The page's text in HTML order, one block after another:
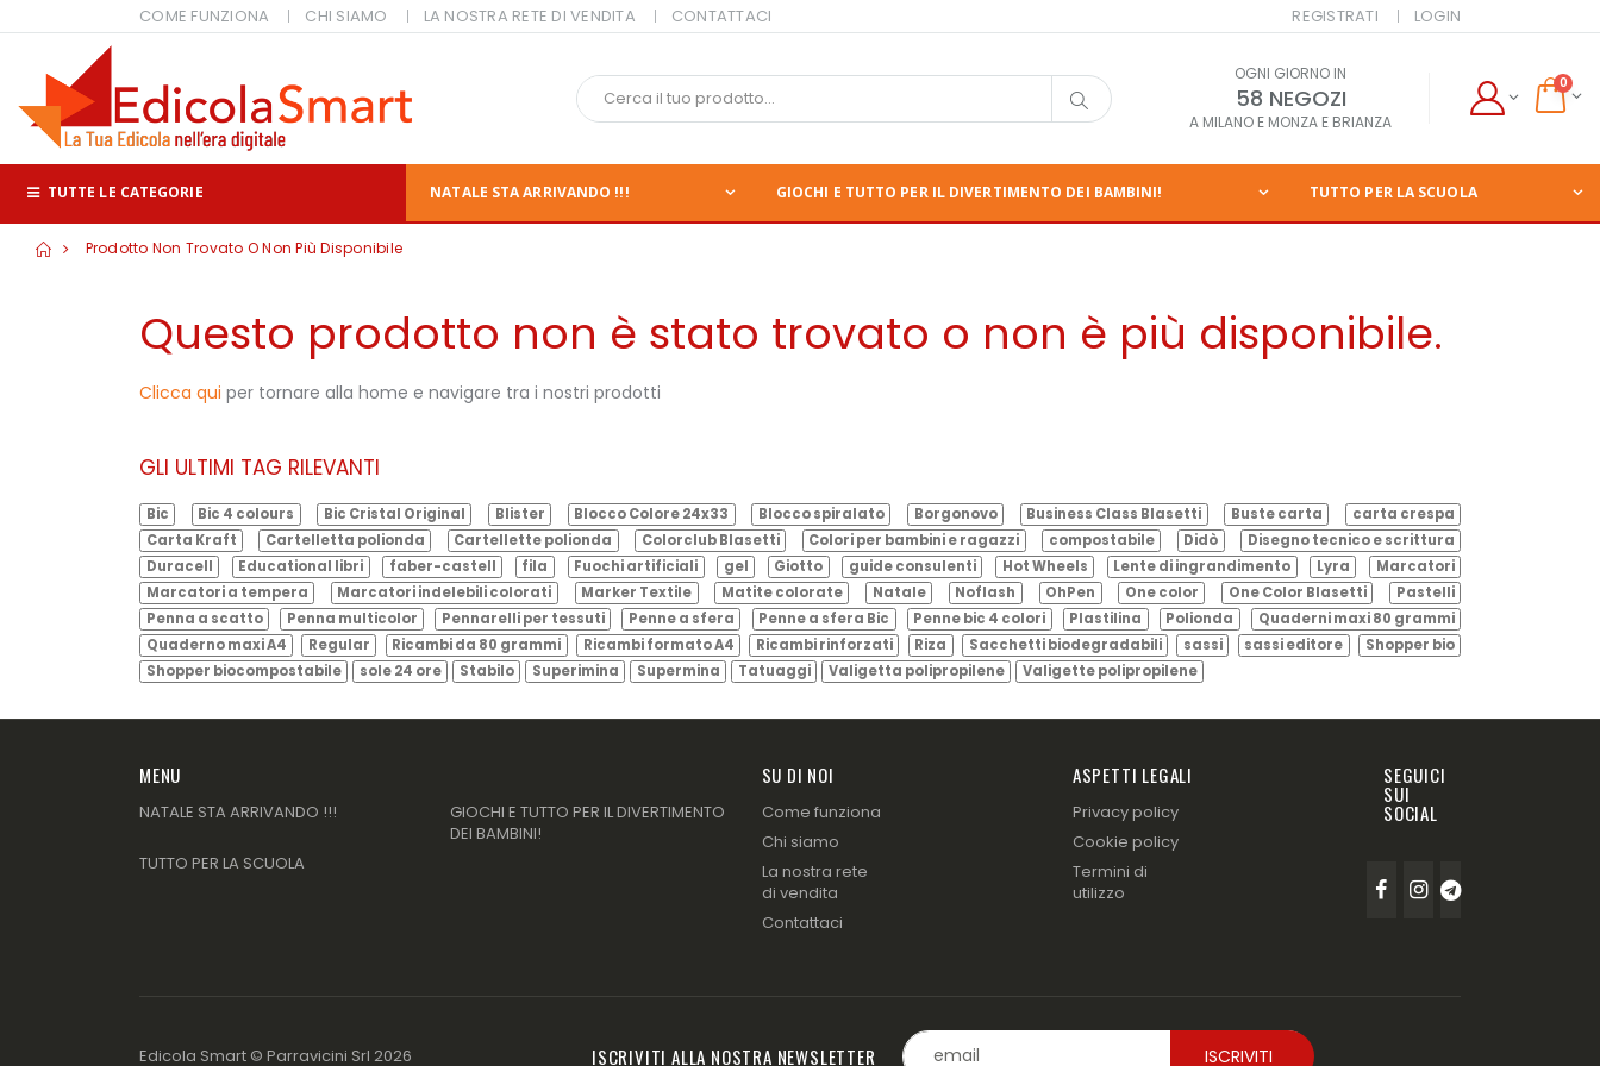
COME FUNZIONA CHI SIAMO LA NOSTRA RETE DI VENDITA CONTATTACI REGISTRATI LOGIN
OGNI GIORNO IN
58 NEGOZI
A MILANO E MONZA E BRIANZA
0
TUTTE LE CATEGORIE NATALE STA ARRIVANDO !!! GIOCHI E TUTTO PER IL DIVERTIMENTO DEI BAMBINI! TUTTO PER LA SCUOLA
Prodotto Non Trovato O Non Più Disponibile
Questo prodotto non è stato trovato o non è più disponibile.
Clicca qui per tornare alla home e navigare tra i nostri prodotti
GLI ULTIMI TAG RILEVANTI
Bic Bic 4 colours Bic Cristal Original Blister Blocco Colore 24x33 Blocco spiralato Borgonovo Business Class Blasetti Buste carta
carta crespa
Carta Kraft
Cartelletta polionda Cartellette polionda Colorclub Blasetti Colori per bambini e ragazzi compostabile Didò
Disegno tecnico e scrittura
Duracell
Educational libri faber-castell fila Fuochi artificiali gel Giotto guide consulenti Hot Wheels Lente di ingrandimento Lyra
Marcatori
Marcatori a tempera
Marcatori indelebili colorati Marker Textile Matite colorate Natale Noflash OhPen One color One Color Blasetti
Pastelli
Penna a scatto
Penna multicolor Pennarelli per tessuti Penne a sfera Penne a sfera Bic Penne bic 4 colori Plastilina Polionda
Quaderni maxi 80 grammi
Quaderno maxi A4
Regular Ricambi da 80 grammi Ricambi formato A4 Ricambi rinforzati Riza Sacchetti biodegradabili sassi sassi editore
Shopper bio
Shopper biocompostabile
sole 24 ore Stabilo Superimina Supermina Tatuaggi Valigetta polipropilene Valigette polipropilene
MENU
NATALE STA ARRIVANDO !!!
GIOCHI E TUTTO PER IL DIVERTIMENTO
DEI BAMBINI!
TUTTO PER LA SCUOLA
SU DI NOI
Come funziona
Chi siamo
La nostra rete
di vendita
Contattaci
ASPETTI LEGALI
Privacy policy
Cookie policy
Termini di
utilizzo
SEGUICI
SUI
SOCIAL
Edicola Smart © Parravicini Srl 2026 ISCRIVITI ALLA NOSTRA NEWSLETTER